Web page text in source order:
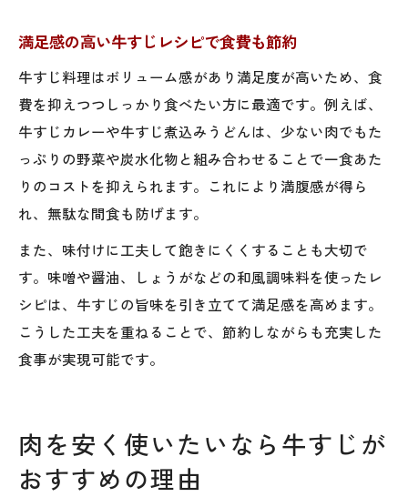
満足感の高い牛すじレシピで食費も節約
牛すじ料理はボリューム感があり満足度が高いため、食
費を抑えつつしっかり食べたい方に最適です。例えば、
牛すじカレーや牛すじ煮込みうどんは、少ない肉でもた
っぷりの野菜や炭水化物と組み合わせることで一食あた
りのコストを抑えられます。これにより満腹感が得ら
れ、無駄な間食も防げます。
また、味付けに工夫して飽きにくくすることも大切で
す。味噌や醤油、しょうがなどの和風調味料を使ったレ
シピは、牛すじの旨味を引き立てて満足感を高めます。
こうした工夫を重ねることで、節約しながらも充実した
食事が実現可能です。
肉を安く使いたいなら牛すじが
おすすめの理由